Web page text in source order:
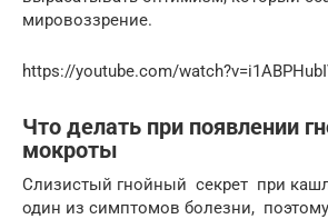
мировоззрение.
https://youtube.com/
Что делать при появлении
мокроты
Слизистый гнойный секрет при
один из симптомов болезни,